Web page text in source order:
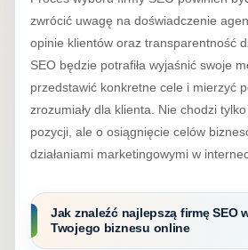
zwrócić uwagę na doświadczenie
opinie klientów oraz transparentność
SEO będzie potrafiła wyjaśnić swoje
przedstawić konkretne cele i mierzyć
zrozumiały dla klienta. Nie chodzi
pozycji, ale o osiągnięcie celów
działaniami marketingowymi w
Jak znaleźć najlepszą firmę SEO
Twojego biznesu online